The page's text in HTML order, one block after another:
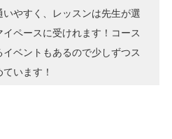
やすく、レッスンは先生が選
ペースに受けれます！コース
ベントもあるので少しずつス
います！